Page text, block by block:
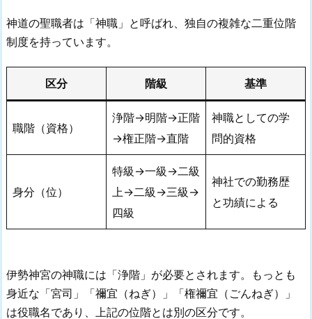
神道の聖職者は「神職」と呼ばれ、独自の複雑な二重位階
制度を持っています。
区分 階級 基準
職階（資格）
浄階→明階→正階
→権正階→直階
神職としての学
問的資格
身分（位）
特級→一級→二級
上→二級→三級→
四級
神社での勤務歴
と功績による
伊勢神宮の神職には「浄階」が必要とされます。もっとも
身近な「宮司」「禰宜（ねぎ）」「権禰宜（ごんねぎ）」
は役職名であり、上記の位階とは別の区分です。